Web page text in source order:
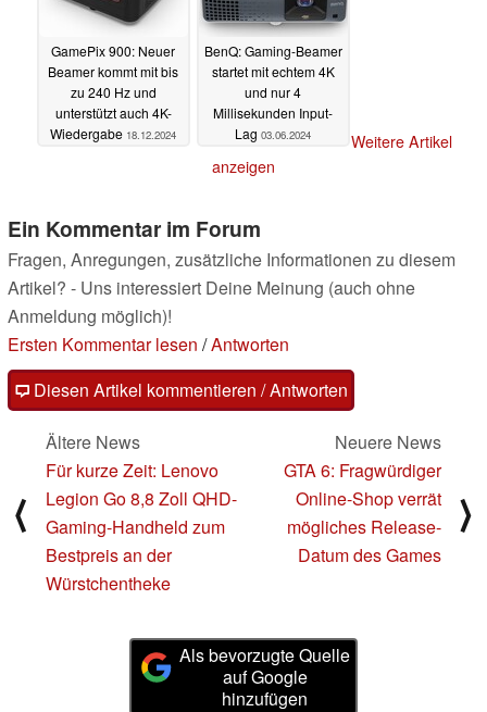
GamePix 900: Neuer
Beamer kommt mit bis
zu 240 Hz und
unterstützt auch 4K-
Wiedergabe 18.12.2024
BenQ: Gaming-Beamer
startet mit echtem 4K
und nur 4
Millisekunden Input-
Lag 03.06.2024
Weitere Artikel
anzeigen
Ein Kommentar im Forum
Fragen, Anregungen, zusätzliche Informationen zu diesem
Artikel? - Uns interessiert Deine Meinung (auch ohne
Anmeldung möglich)!
Ersten Kommentar lesen /Antworten
Diesen Artikel kommentieren / Antworten
⟨
Ältere News
Für kurze Zeit: Lenovo
Legion Go 8,8 Zoll QHD-
Gaming-Handheld zum
Bestpreis an der
Würstchentheke
Neuere News
GTA 6: Fragwürdiger
Online-Shop verrät
mögliches Release-
Datum des Games
⟩
Als bevorzugte Quelle
auf Google
hinzufügen